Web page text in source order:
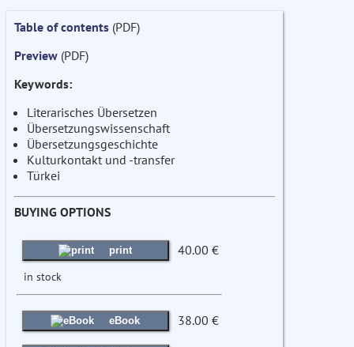
Table of contents (PDF)
Preview (PDF)
Keywords:
Literarisches Übersetzen
Übersetzungswissenschaft
Übersetzungsgeschichte
Kulturkontakt und -transfer
Türkei
BUYING OPTIONS
print 40.00 €
in stock
eBook 38.00 €